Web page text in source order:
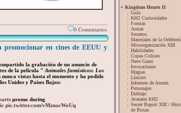
0 Comentarios
en cines de EEUU y
la grabación de un anuncio de
de la película " Animales fantásticos: Los
nunca vistas hasta el momento y ha podido
Unidos y Países Bajos:
promo during
pic.twitter.com/vMznacWoUq
+ Kingdom Hearts II
Guía
KH2 Curiosidades
Formas
Armas
Secretos
Materiales de la
Micoorganización XIII
Habilidades
Copas Coliseo
Nave Gumi
Invocaciones
Magias
Límites
Informes de Ansem
Personajes
Doblaje
Avatares KH2
Secret Report XIII /
de Roxas